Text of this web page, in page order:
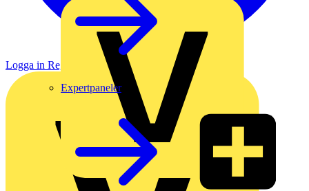
Expertpaneler
Logga in Registrera dig